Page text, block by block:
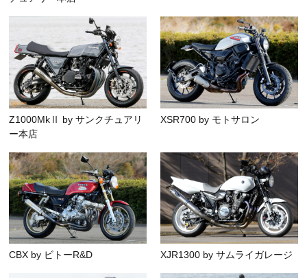
Z1000MkⅡ by サンクチュアリ
ー本店
XSR700 by モトサロン
CBX by ビトーR&D XJR1300 by サムライガレージ